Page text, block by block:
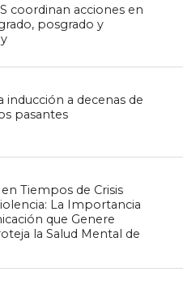
coordinan acciones en
posgrado y
inducción a decenas de
pasantes
Tiempos de Crisis
La Importancia
que Genere
la Salud Mental de